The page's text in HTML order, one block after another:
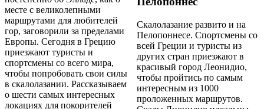
месте с великолепными
маршрутами для любителей
гор, заговорили за пределами
Европы. Сегодня в Грецию
приезжают туристы и
спортсмены со всего мира,
чтобы попробовать свои силы
в скалолазании. Рассказываем
о шести самых интересных
локациях для покорителей
Скалолазание развито и на
Пелопоннесе. Спортсмены со
всей Греции и туристы из
других стран приезжают в
красивый город Леонидио,
чтобы пройтись по самым
интересным из 1000
проложенных маршрутов.